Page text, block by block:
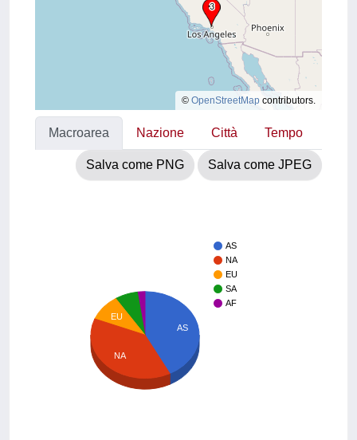
© OpenStreetMap contributors.
Macroarea Nazione Città Tempo
Salva come PNG Salva come JPEG
AS
NA
EU
SA
AF
AS
EU
NA